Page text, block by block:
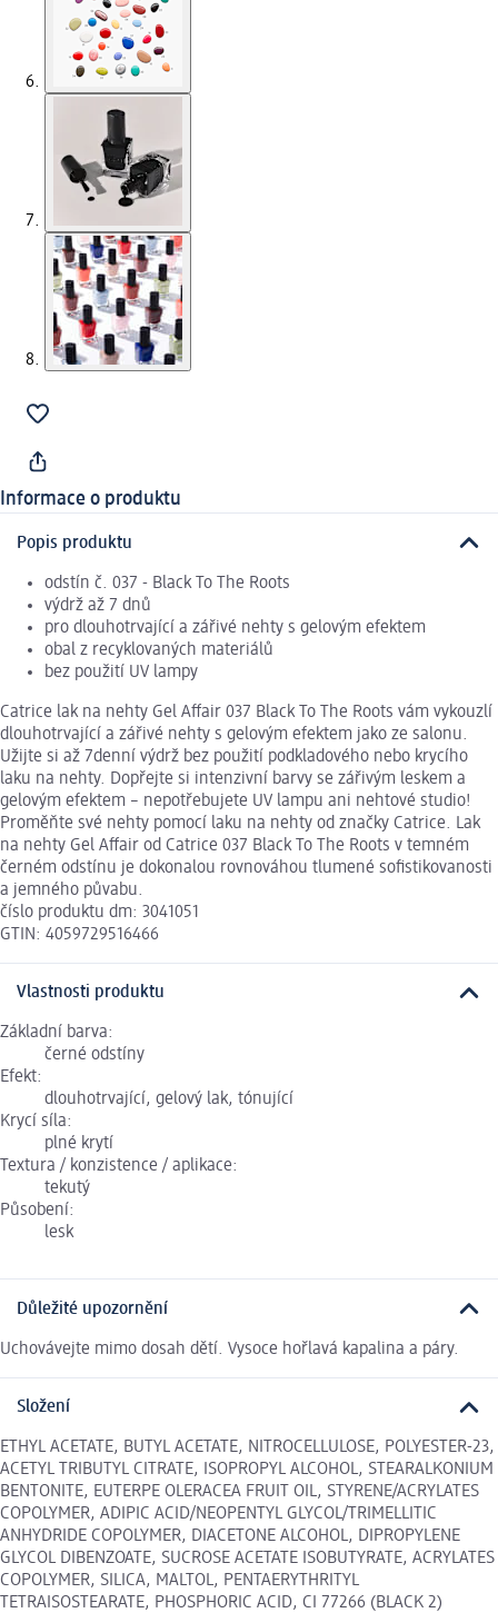
Informace o produktu
Popis produktu
odstín č. 037 - Black To The Roots
výdrž až 7 dnů
pro dlouhotrvající a zářivé nehty s gelovým efektem
obal z recyklovaných materiálů
bez použití UV lampy
Catrice lak na nehty Gel Affair 037 Black To The Roots vám vykouzlí
dlouhotrvající a zářivé nehty s gelovým efektem jako ze salonu.
Užijte si až 7denní výdrž bez použití podkladového nebo krycího
laku na nehty. Dopřejte si intenzivní barvy se zářivým leskem a
gelovým efektem – nepotřebujete UV lampu ani nehtové studio!
Proměňte své nehty pomocí laku na nehty od značky Catrice. Lak
na nehty Gel Affair od Catrice 037 Black To The Roots v temném
černém odstínu je dokonalou rovnováhou tlumené sofistikovanosti
a jemného půvabu.
číslo produktu dm: 3041051
GTIN: 4059729516466
Vlastnosti produktu
Základní barva:
černé odstíny
Efekt:
dlouhotrvající, gelový lak, tónující
Krycí síla:
plné krytí
Textura / konzistence / aplikace:
tekutý
Působení:
lesk
Důležité upozornění
Uchovávejte mimo dosah dětí. Vysoce hořlavá kapalina a páry.
Složení
ETHYL ACETATE, BUTYL ACETATE, NITROCELLULOSE, POLYESTER-23,
ACETYL TRIBUTYL CITRATE, ISOPROPYL ALCOHOL, STEARALKONIUM
BENTONITE, EUTERPE OLERACEA FRUIT OIL, STYRENE/ACRYLATES
COPOLYMER, ADIPIC ACID/NEOPENTYL GLYCOL/TRIMELLITIC
ANHYDRIDE COPOLYMER, DIACETONE ALCOHOL, DIPROPYLENE
GLYCOL DIBENZOATE, SUCROSE ACETATE ISOBUTYRATE, ACRYLATES
COPOLYMER, SILICA, MALTOL, PENTAERYTHRITYL
TETRAISOSTEARATE, PHOSPHORIC ACID, CI 77266 (BLACK 2)